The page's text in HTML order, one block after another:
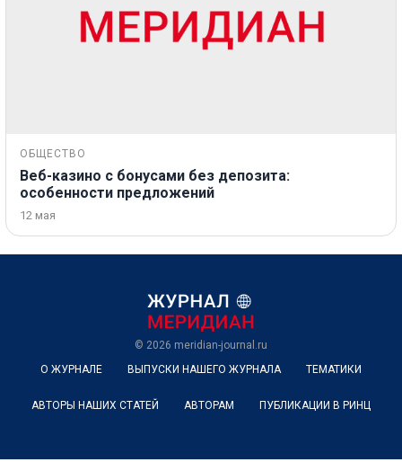
ОБЩЕСТВО
Веб-казино с бонусами без депозита:
особенности предложений
12 мая
© 2026 meridian-journal.ru
О ЖУРНАЛЕ
ВЫПУСКИ НАШЕГО ЖУРНАЛА ТЕМАТИКИ
АВТОРЫ НАШИХ СТАТЕЙ АВТОРАМ ПУБЛИКАЦИИ В РИНЦ